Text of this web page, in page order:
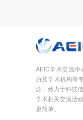
AEIC学术交流中
所及学术机构等
念，致力于科技
学术相关交流活
更简单。